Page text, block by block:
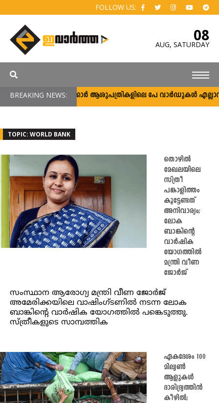
FOLLOW US:
08
AUG, SATURDAY
BREAKING NEWS:സർക്കാർ ആശുപത്രികളിലെ പേ വാർഡുകൾ
TOPIC: WORLD BANK
തൊഴില്‍
മേഖലയിലെ
സ്ത്രീ
പങ്കാളിത്തം
കൂട്ടേണ്ടത്
അനിവാര്യം;
ലോക
ബാങ്കിന്റെ
വാർഷിക
യോഗത്തിൽ
മന്ത്രി വീണ
ജോർജ്
സംസ്ഥാന ആരോഗ്യ മന്ത്രി വീണ ജോർജ്
അമേരിക്കയിലെ വാഷിം​ഗ്ടണിൽ നടന്ന ലോക
ബാങ്കിന്റെ വാർഷിക യോഗത്തിൽ പങ്കെടുത്തു.
സ്ത്രീകളുടെ സാമ്പത്തിക
ഏകദേശം 100
മില്യൺ
ആളുകൾ
ദാരിദ്ര്യത്തിൻ
കീഴിൽ;